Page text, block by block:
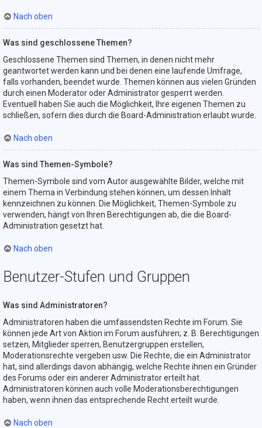
Nach oben
Was sind geschlossene Themen?
Geschlossene Themen sind Themen, in denen nicht mehr
geantwortet werden kann und bei denen eine laufende Umfrage,
falls vorhanden, beendet wurde. Themen können aus vielen Gründen
durch einen Moderator oder Administrator gesperrt werden.
Eventuell haben Sie auch die Möglichkeit, Ihre eigenen Themen zu
schließen, sofern dies durch die Board-Administration erlaubt wurde.
Nach oben
Was sind Themen-Symbole?
Themen-Symbole sind vom Autor ausgewählte Bilder, welche mit
einem Thema in Verbindung stehen können, um dessen Inhalt
kennzeichnen zu können. Die Möglichkeit, Themen-Symbole zu
verwenden, hängt von Ihren Berechtigungen ab, die die Board-
Administration gesetzt hat.
Nach oben
Benutzer-Stufen und Gruppen
Was sind Administratoren?
Administratoren haben die umfassendsten Rechte im Forum. Sie
können jede Art von Aktion im Forum ausführen; z. B. Berechtigungen
setzen, Mitglieder sperren, Benutzergruppen erstellen,
Moderationsrechte vergeben usw. Die Rechte, die ein Administrator
hat, sind allerdings davon abhängig, welche Rechte ihnen ein Gründer
des Forums oder ein anderer Administrator erteilt hat.
Administratoren können auch volle Moderationsberechtigungen
haben, wenn ihnen das entsprechende Recht erteilt wurde.
Nach oben